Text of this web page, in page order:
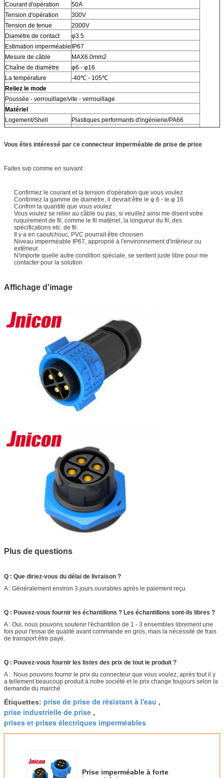
Courant d'opération
50A
Tension d'opération
300V
Tension de tenue
2000V
Diamètre de contact
φ3.5
Estimation imperméable IP67
Mesure de câble
MAX6.0mm2
Chaîne de diamètre
φ6 - φ16
La température
-40℃ - 105℃
Reliez le mode
Poussée - verrouillage/vite - verrouillage
Matériel
Logement/Shell
Plastiques performants d'ingénierie/PA66
Matériel de câble
Le caoutchouc/PVC/nylon
Vous êtes intéressé par ce connecteur imperméable de prise de prise
Faites svp comme en suivant :
Confirmez le courant et la tension d'opération que vous voulez
Confirmez la gamme de diamètre, il devrait être le φ 6 - le φ 16
Confrim la quantité que vous voulez
Vous voulez se relier au câble ou pas, si veuillez ainsi me disent votre
ruquirement de fil, comme le fil matériel, la longueur du fil, des
spécifications etc. de fil.
Il y a en caoutchouc, PVC pourrait être choosen
Niveau imperméable IP67, approprié à l'environnement d'intérieur ou
extérieur.
N'importe quelle autre condition spéciale, se sentent juste libre pour me
contacter pour la solution
Affichage d'image
Plus de questions
Q : Que diriez-vous du délai de livraison ?
A : Généralement environ 3 jours ouvrables après le paiement reçu.
Q : Pouvez-vous fournir les échantillons ? Les échantillons sont-ils libres ?
A : Oui, nous pouvons soutenir l'échantillon de 1 - 3 ensembles librement une
fois pour l'essai de qualité avant commande en gros, mais la nécessité de frais
de transport être payé.
Q : Pouvez-vous fournir les listes des prix de tout le produit ?
A : Nous pouvons fournir le prix du connecteur que vous voulez, après tout il y
a tellement beaucoup produit à notre société et le prix change toujours selon la
demande du marché
Étiquettes: prise de prise de résistant à l'eau ,
prise industrielle de prise ,
prises et prises électriques imperméables
Prise imperméable à forte